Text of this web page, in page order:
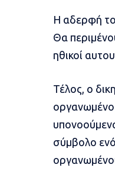
Η αδερφή
Θα
ηθικοί
Τέλος, ο
οργανωμένο
σύμβολο